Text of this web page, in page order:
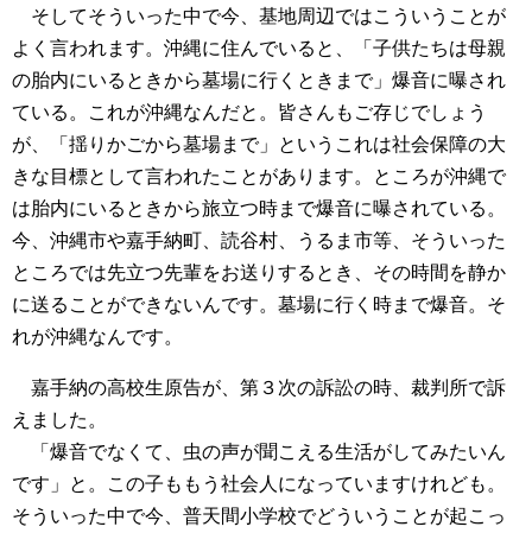
そしてそういった中で今、基地周辺ではこういうことが
よく言われます。沖縄に住んでいると、「子供たちは母親
の胎内にいるときから墓場に行くときまで」爆音に曝され
ている。これが沖縄なんだと。皆さんもご存じでしょう
が、「揺りかごから墓場まで」というこれは社会保障の大
きな目標として言われたことがあります。ところが沖縄で
は胎内にいるときから旅立つ時まで爆音に曝されている。
今、沖縄市や嘉手納町、読谷村、うるま市等、そういった
ところでは先立つ先輩をお送りするとき、その時間を静か
に送ることができないんです。墓場に行く時まで爆音。そ
れが沖縄なんです。
嘉手納の高校生原告が、第３次の訴訟の時、裁判所で訴
えました。
「爆音でなくて、虫の声が聞こえる生活がしてみたいん
です」と。この子ももう社会人になっていますけれども。
そういった中で今、普天間小学校でどういうことが起こっ